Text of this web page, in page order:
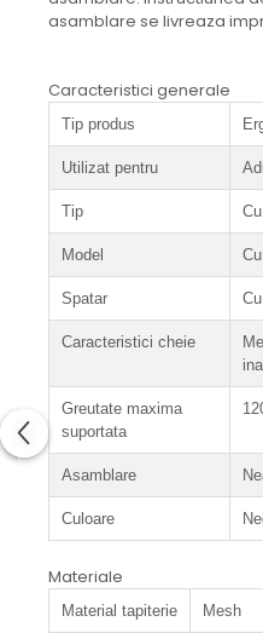
asamblare se livreaza
Caracteristici generale
Tip produs
Utilizat pentru
Tip
Model
Spatar
Caracteristici cheie
Greutate maxima
suportata
Asamblare
Culoare
Materiale
Material tapiterie Mesh